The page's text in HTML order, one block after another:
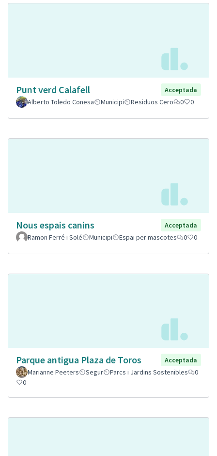
Punt verd Calafell
Acceptada
Alberto Toledo Conesa
Municipi Residuos Cero 0 0
Nous espais canins
Acceptada
Ramon Ferré i Solé
Municipi Espai per mascotes 0 0
Parque antigua Plaza de Toros
Acceptada
Marianne Peeters
Segur Parcs i Jardins Sostenibles
0
0